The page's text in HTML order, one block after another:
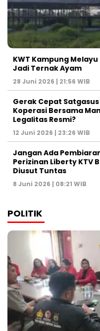
KWT Kampung
Jadi Ternak Ayam
28 Juni 2026 | 21:56 WIB
Gerak Cepat
Koperasi Bersama
Legalitas Resmi?
12 Juni 2026 | 23:26 WIB
Jangan Ada
Perizinan Liberty KTV
Diusut Tuntas
8 Juni 2026 | 08:21 WIB
POLITIK